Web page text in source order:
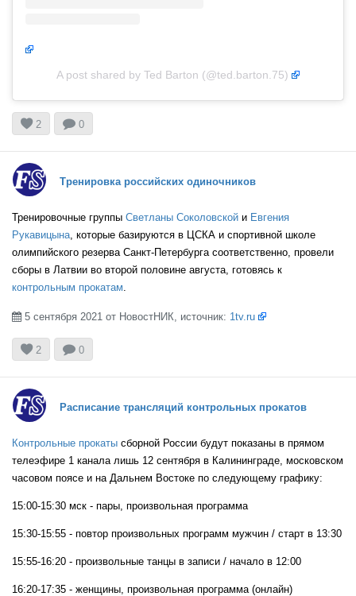
A post shared by Ted Barton (@ted.barton.75)
2  0
Тренировка российских одиночников
Тренировочные группы Светланы Соколовской и Евгения
Рукавицына , которые базируются в ЦСКА и спортивной школе
олимпийского резерва Санкт-Петербурга соответственно, провели
сборы в Латвии во второй половине августа, готовясь к
контрольным прокатам
 5 сентября 2021 от НовостНИК, источник: 1tv.ru
2  0
Расписание трансляций контрольных прокатов
Контрольные прокаты сборной России будут показаны в прямом
телеэфире 1 канала лишь 12 сентября в Калининграде, московском
часовом поясе и на Дальнем Востоке по следующему графику:
15:00-15:30 мск - пары, произвольная программа
15:30-15:55 - повтор произвольных программ мужчин / старт в 13:30
15:55-16:20 - произвольные танцы в записи / начало в 12:00
16:20-17:35 - женщины, произвольная программа (онлайн)